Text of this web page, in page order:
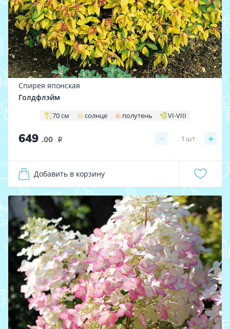
Спирея японская
Голдфлэйм
70 см солнце полутень VI-VIII
649 .00 i − +
1 шт
Добавить в корзину